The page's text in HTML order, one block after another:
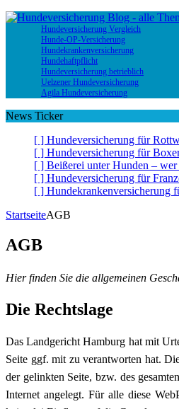
Hundeversicherung Vergleich
Hunde-OP-Versicherung
Hundekrankenversicherung
Hundehaftpflicht
Hundeversicherung betrieblich
Uelzener Hundeversicherung
Agila Hundeversicherung
News Ticker
[ ] Hundeversicherung für
[ ] Hundeversicherung für
[ ] Beißerei unter Hunden –
[ ] Hundeversicherung für
[ ] Hundekrankenversicherung
StartseiteAGB
AGB
Hier finden Sie die allgemeinen
Die Rechtslage
Das Landgericht Hamburg hat mit
Seite ggf. mit zu verantworten hat.
der gelinkten Seite, bzw. des
Internet angelegt. Für alle diese